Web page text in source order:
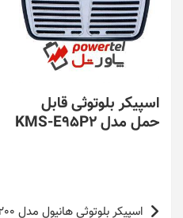
اسپیکر بلوتوثی قابل
حمل مدل KMS-E95P2
راهبری
اسپیکر بلوتوثی هانیول مدل Moxie V200